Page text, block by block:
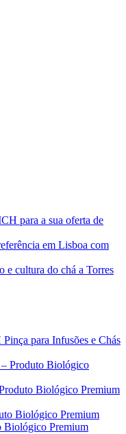
para a sua oferta de
em Lisboa com
e cultura do chá a Torres
Pinça para Infusões e Chás
Biológico Premium
Biológico Premium